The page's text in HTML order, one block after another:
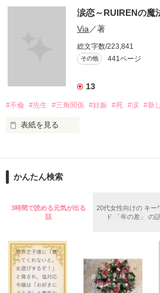
イケメンシリーズ相関図
第一弾から第十弾
作品を読むのに役立てばと思います
涙恋～RUIRENの魔
Via ／著
総文字数/223,841
その他 441ページ
13
#不倫 #先生 #三角関係 #妊娠 #死 #涙 #新
表紙を見る
泣かせてばかりで…ゴメン…」
ユウは悲しく微笑む・・・・
悩み傷つき　精一杯愛した人
かんたん検索
3時間で読める元気が出る
話
20代女性向けの キー
ド 「年の差」 の